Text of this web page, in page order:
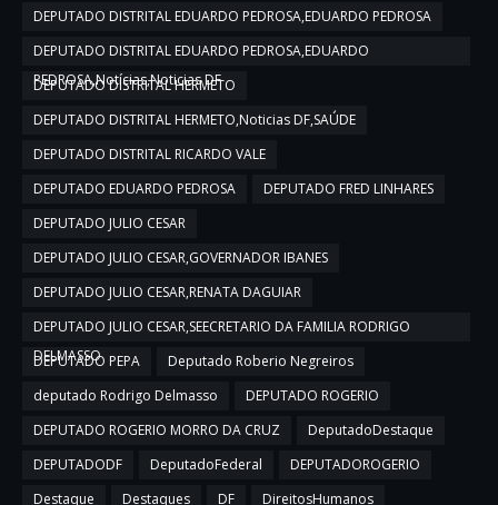
DEPUTADO DISTRITAL EDUARDO PEDROSA,EDUARDO PEDROSA
DEPUTADO DISTRITAL EDUARDO PEDROSA,EDUARDO
PEDROSA,Notícias,Noticias DF
DEPUTADO DISTRITAL HERMETO
DEPUTADO DISTRITAL HERMETO,Noticias DF,SAÚDE
DEPUTADO DISTRITAL RICARDO VALE
DEPUTADO EDUARDO PEDROSA
DEPUTADO FRED LINHARES
DEPUTADO JULIO CESAR
DEPUTADO JULIO CESAR,GOVERNADOR IBANES
DEPUTADO JULIO CESAR,RENATA DAGUIAR
DEPUTADO JULIO CESAR,SEECRETARIO DA FAMILIA RODRIGO
DELMASSO
DEPUTADO PEPA
Deputado Roberio Negreiros
deputado Rodrigo Delmasso
DEPUTADO ROGERIO
DEPUTADO ROGERIO MORRO DA CRUZ
DeputadoDestaque
DEPUTADODF
DeputadoFederal
DEPUTADOROGERIO
Destaque
Destaques DF
DireitosHumanos